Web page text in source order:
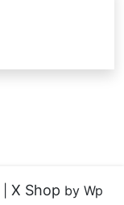
X Shop by Wp